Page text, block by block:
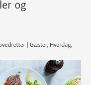
og
| Gæster, Hverdag,